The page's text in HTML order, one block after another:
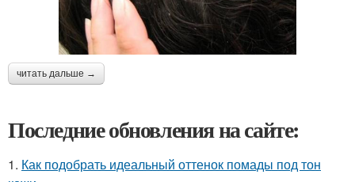
читать дальше →
Последние обновления на сайте:
1. Как подобрать идеальный оттенок помады под тон